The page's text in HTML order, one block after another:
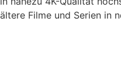
ältere Filme und Serien in